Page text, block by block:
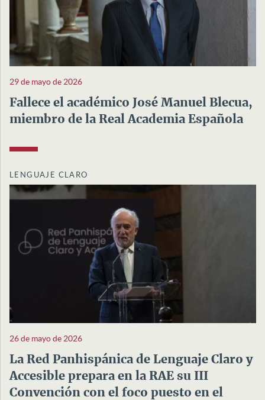
29 de mayo de 2026
Fallece el académico José Manuel Blecua,
miembro de la Real Academia Española
LENGUAJE CLARO
26 de mayo de 2026
La Red Panhispánica de Lenguaje Claro y
Accesible prepara en la RAE su III
Convención con el foco puesto en el